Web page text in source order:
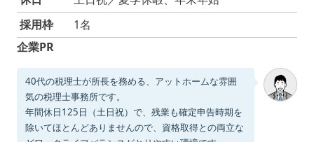
採用枠
1名
企業PR
40代の税理士が所長を務める、アットホームな雰囲
気の税理士事務所です。
年間休日125日（土日祝）で、残業も確定申告時期を
除いてほとんどありませんので、資格取得との両立な